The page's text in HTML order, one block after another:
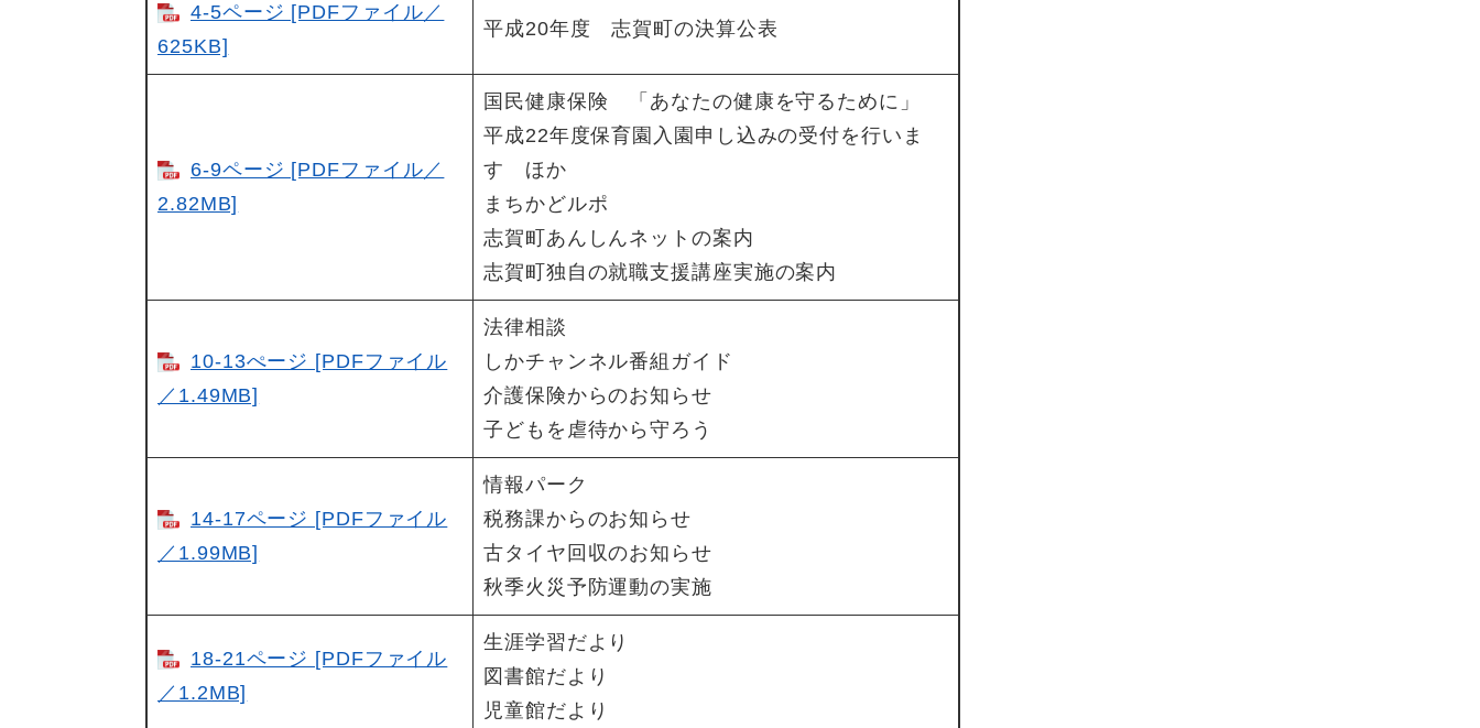
4-5ページ [PDFファイル／
625KB]
平成20年度 志賀町の決算公表
6-9ページ [PDFファイル／
2.82MB]
国民健康保険 「あなたの健康を守るために」
平成22年度保育園入園申し込みの受付を行いま
す ほか
まちかどルポ
志賀町あんしんネットの案内
志賀町独自の就職支援講座実施の案内
10-13ぺージ [PDFファイル
／1.49MB]
法律相談
しかチャンネル番組ガイド
介護保険からのお知らせ
子どもを虐待から守ろう
14-17ページ [PDFファイル
／1.99MB]
情報パーク
税務課からのお知らせ
古タイヤ回収のお知らせ
秋季火災予防運動の実施
18-21ページ [PDFファイル
／1.2MB]
生涯学習だより
図書館だより
児童館だより